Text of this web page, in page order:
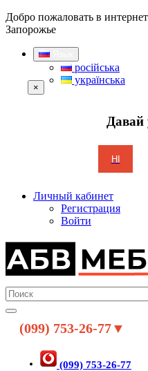
Добро пожаловать в
Запорожье
російська
українська
×
Давай
НІ
Личный кабинет
Регистрация
Войти
(099) 753-26-77▼
(099) 753-26-77